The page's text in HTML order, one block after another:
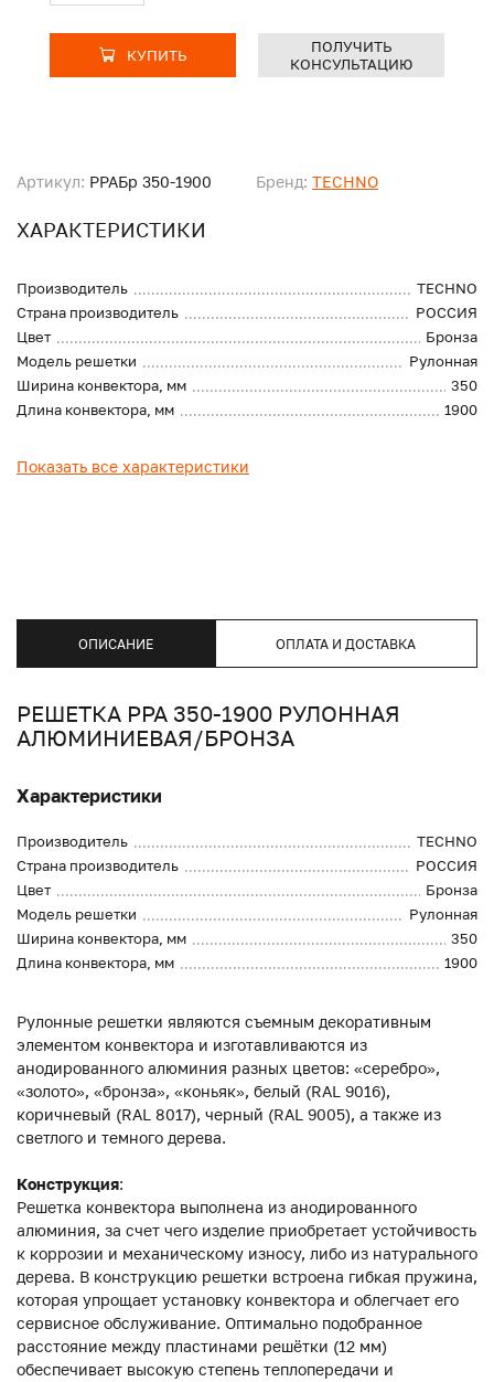
Артикул: PPAБр 350-1900 Бренд: TECHNO
ХАРАКТЕРИСТИКИ
Производитель
TECHNO
Страна производитель
РОССИЯ
Цвет
Бронза
Модель решетки
Рулонная
Ширина конвектора, мм
350
Длина конвектора, мм
1900
Показать все характеристики
КУПИТЬ
ПОЛУЧИТЬ
КОНСУЛЬТАЦИЮ
ОПИСАНИЕ ОПЛАТА И ДОСТАВКА
РЕШЕТКА PPA 350-1900 РУЛОННАЯ
АЛЮМИНИЕВАЯ/БРОНЗА
Характеристики
Производитель
TECHNO
Страна производитель
РОССИЯ
Цвет
Бронза
Модель решетки
Рулонная
Ширина конвектора, мм
350
Длина конвектора, мм
1900
Рулонные решетки являются съемным декоративным
элементом конвектора и изготавливаются из
анодированного алюминия разных цветов: «серебро»,
«золото», «бронза», «коньяк», белый (RAL 9016),
коричневый (RAL 8017), черный (RAL 9005), а также из
светлого и темного дерева.
Конструкция:
Решетка конвектора выполнена из анодированного
алюминия, за счет чего изделие приобретает устойчивость
к коррозии и механическому износу, либо из натурального
дерева. В конструкцию решетки встроена гибкая пружина,
которая упрощает установку конвектора и облегчает его
сервисное обслуживание. Оптимально подобранное
расстояние между пластинами решётки (12 мм)
обеспечивает высокую степень теплопередачи и